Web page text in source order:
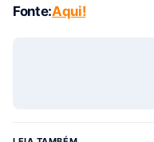
Fonte:Aqui!